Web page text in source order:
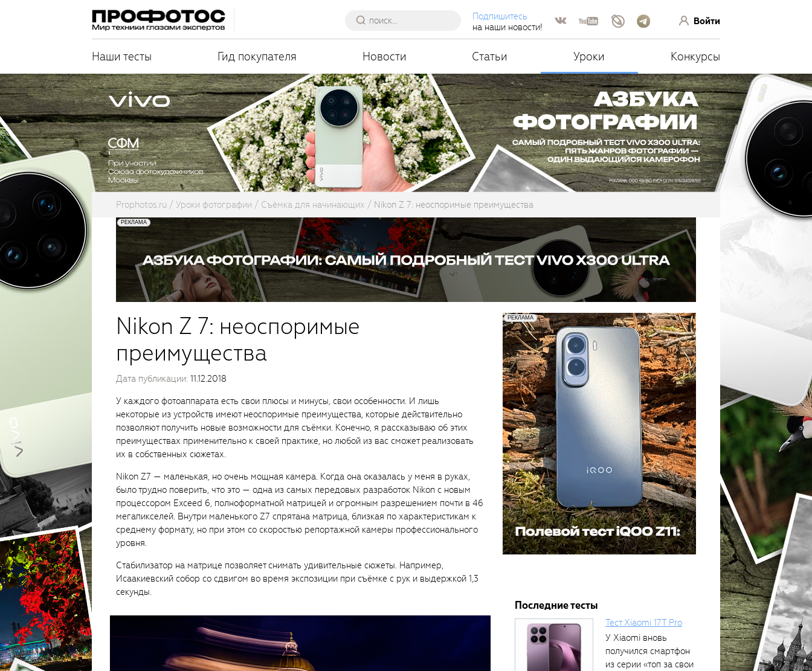
Подпишитесь
на наши новости!
Войти
Наши тесты Гид покупателя Новости Статьи Уроки Конкурсы
Prophotos.ru Уроки фотографии Съёмка для начинающих Nikon Z 7: неоспоримые преимущества
Nikon Z 7: неоспоримые
преимущества
Дата публикации: 11.12.2018
У каждого фотоаппарата есть свои плюсы и минусы, свои особенности. И лишь
некоторые из устройств имеют неоспоримые преимущества, которые действительно
позволяют получить новые возможности для съёмки. Конечно, я рассказываю об этих
преимуществах применительно к своей практике, но любой из вас сможет реализовать
их в собственных сюжетах.
Nikon Z7 — маленькая, но очень мощная камера. Когда она оказалась у меня в руках,
было трудно поверить, что это — одна из самых передовых разработок Nikon с новым
процессором Exceed 6, полноформатной матрицей и огромным разрешением почти в 46
мегапикселей. Внутри маленького Z7 спрятана матрица, близкая по характеристикам к
среднему формату, но при этом со скоростью репортажной камеры профессионального
уровня.
Стабилизатор на матрице позволяет снимать удивительные сюжеты. Например,
Исаакиевский собор со сдвигом во время экспозиции при съёмке с рук и выдержкой 1,3
секунды.
Последние тесты
Тест Xiaomi 17T Pro
У Xiaomi вновь
получился смартфон
из серии «топ за свои